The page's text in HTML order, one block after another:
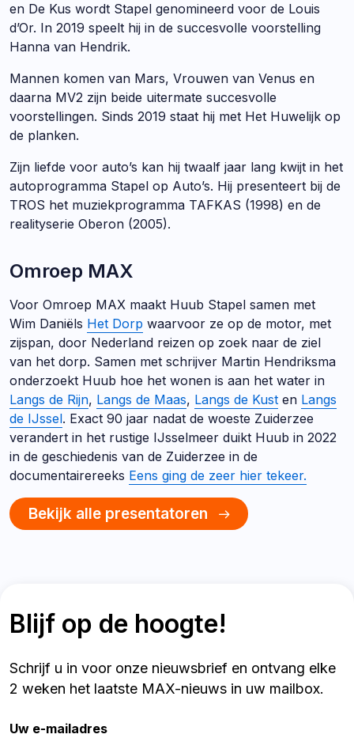
en De Kus wordt Stapel genomineerd voor de Louis
d’Or. In 2019 speelt hij in de succesvolle voorstelling
Hanna van Hendrik.
Mannen komen van Mars, Vrouwen van Venus en
daarna MV2 zijn beide uitermate succesvolle
voorstellingen. Sinds 2019 staat hij met Het Huwelijk op
de planken.
Zijn liefde voor auto’s kan hij twaalf jaar lang kwijt in het
autoprogramma Stapel op Auto’s. Hij presenteert bij de
TROS het muziekprogramma TAFKAS (1998) en de
realityserie Oberon (2005).
Omroep MAX
Voor Omroep MAX maakt Huub Stapel samen met
Wim Daniëls Het Dorp waarvoor ze op de motor, met
zijspan, door Nederland reizen op zoek naar de ziel
van het dorp. Samen met schrijver Martin Hendriksma
onderzoekt Huub hoe het wonen is aan het water in
Langs de Rijn, Langs de Maas, Langs de Kust en Langs
de IJssel. Exact 90 jaar nadat de woeste Zuiderzee
verandert in het rustige IJsselmeer duikt Huub in 2022
in de geschiedenis van de Zuiderzee in de
documentairereeks Eens ging de zeer hier tekeer.
Bekijk alle presentatoren
Blijf op de hoogte!
Schrijf u in voor onze nieuwsbrief en ontvang elke
2 weken het laatste MAX-nieuws in uw mailbox.
Uw e-mailadres